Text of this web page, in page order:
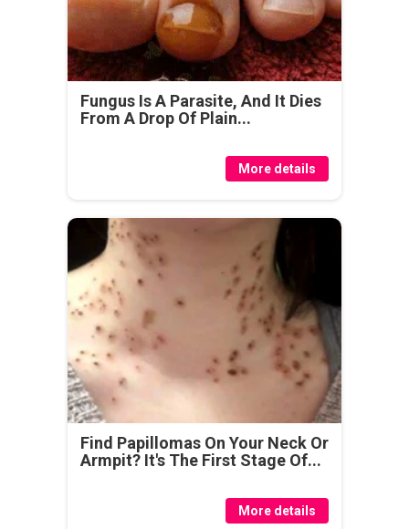
Fungus Is A Parasite, And It Dies
From A Drop Of Plain...
More details
Find Papillomas On Your Neck Or
Armpit? It's The First Stage Of...
More details